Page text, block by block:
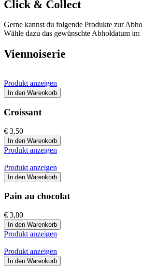
Click & Collect
Gerne kannst du folgende Produkte zur
Wähle dazu das gewünschte Abholdatum im
Viennoiserie
Produkt anzeigen
In den Warenkorb
Croissant
€ 3,50
In den Warenkorb
Produkt anzeigen
Produkt anzeigen
In den Warenkorb
Pain au chocolat
€ 3,80
In den Warenkorb
Produkt anzeigen
Produkt anzeigen
In den Warenkorb